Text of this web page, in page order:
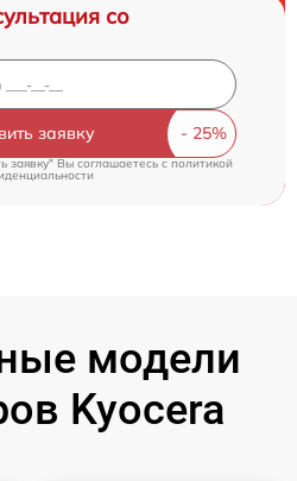
со
заявку
заявку" Вы соглашаетесь c политикой
модели
Kyocera